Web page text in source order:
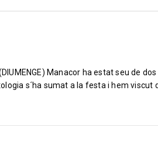
Manacor ha estat seu de dos
s´ha sumat a la festa i hem viscut